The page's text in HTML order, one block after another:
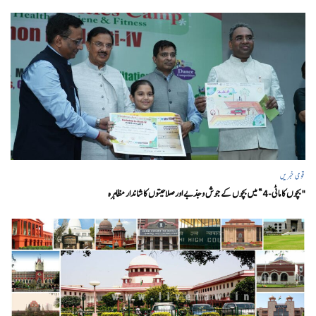
قومی خبریں
"بچوں کا ماٹی-4” میں بچوں کے جوش و جذبے اور صلاحیتوں کا شاندار مظاہرہ